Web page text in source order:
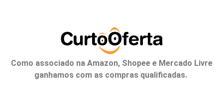
Como associado na Amazon, Shopee e Mercado Livre
ganhamos com as compras qualificadas.